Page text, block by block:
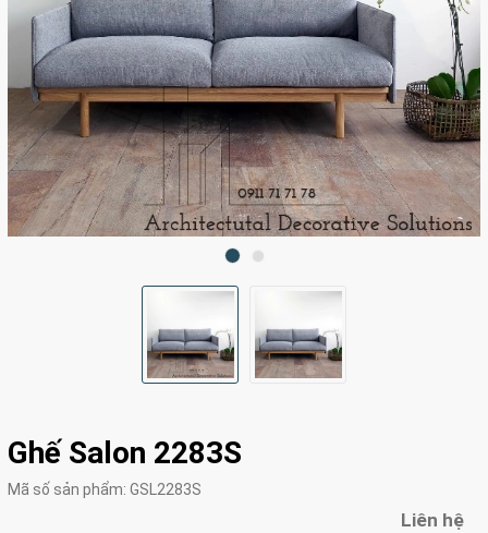
Ghế Salon 2283S
Mã số sản phẩm: GSL2283S
Liên hệ